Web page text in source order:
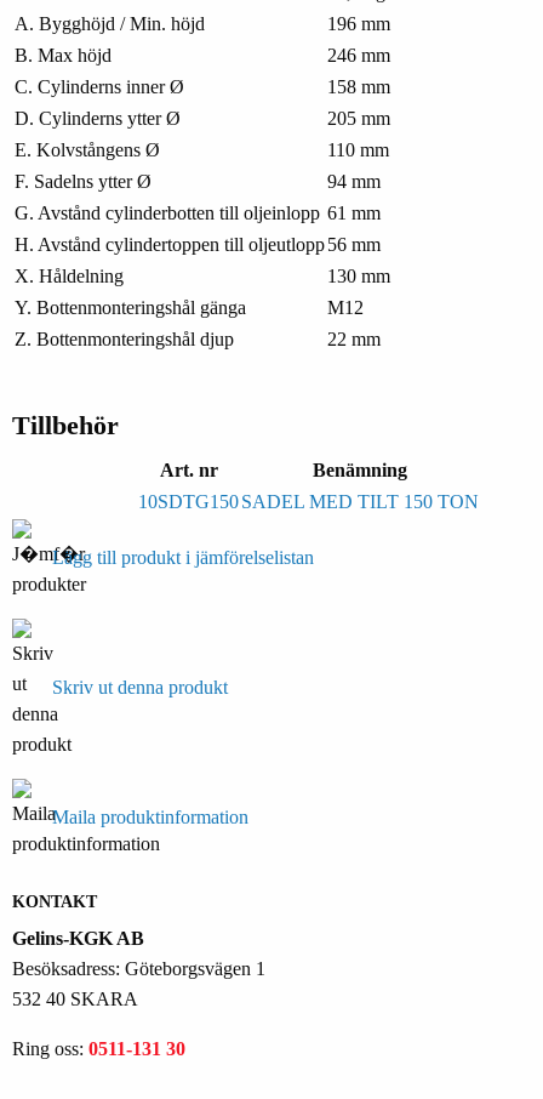
A. Bygghöjd / Min. höjd
196 mm
B. Max höjd
246 mm
C. Cylinderns inner Ø
158 mm
D. Cylinderns ytter Ø
205 mm
E. Kolvstångens Ø
110 mm
F. Sadelns ytter Ø
94 mm
G. Avstånd cylinderbotten till oljeinlopp 61 mm
H. Avstånd cylindertoppen till oljeutlopp56 mm
X. Håldelning
130 mm
Y. Bottenmonteringshål gänga
M12
Z. Bottenmonteringshål djup
22 mm
Tillbehör
Art. nr
Benämning
10SDTG150SADEL MED TILT 150 TON
Lägg till produkt i jämförelselistan
Skriv ut denna produkt
Maila produktinformation
KONTAKT
Gelins-KGK AB
Besöksadress: Göteborgsvägen 1
532 40 SKARA
Ring oss: 0511-131 30